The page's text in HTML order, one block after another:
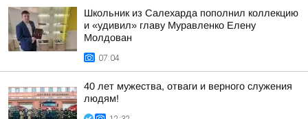
Школьник из Салехарда пополнил коллекцию
и «удивил» главу Муравленко Елену
Молдован
07:04
40 лет мужества, отваги и верного служения
людям!